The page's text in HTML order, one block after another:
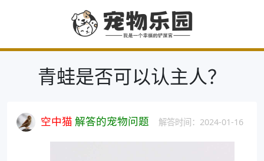
青蛙是否可以认主人？
空中猫 解答的宠物问题 解答时间：2024-01-16